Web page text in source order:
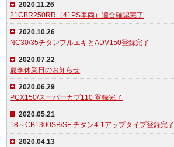
2020.11.26
21CBR250RR（41PS車両）適合確認完了
2020.10.26
NC30/35チタンフルエキとADV150登録完了
2020.07.22
夏季休業日のお知らせ
2020.06.29
PCX150/スーパーカブ110 登録完了
2020.05.21
18～CB1300SB/SF チタン4-1アップタイプ登録完了
2020.04.13